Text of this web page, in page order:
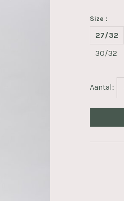
Size :
27/32
30/32
Aantal: